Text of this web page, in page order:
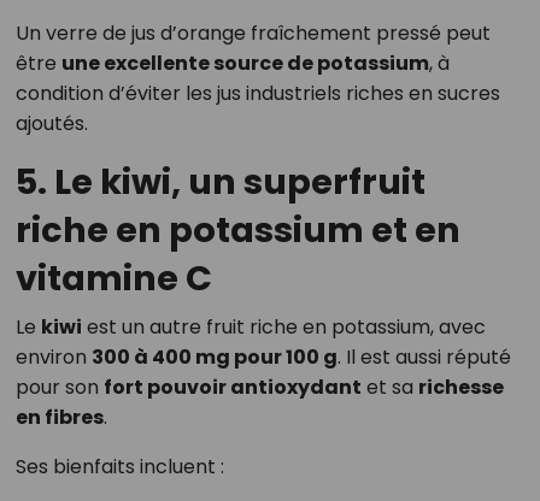
Un verre de jus d’orange fraîchement pressé peut
être une excellente source de potassium, à
condition d’éviter les jus industriels riches en sucres
ajoutés.
5. Le kiwi, un superfruit
riche en potassium et en
vitamine C
Le kiwi est un autre fruit riche en potassium, avec
environ 300 à 400 mg pour 100 g. Il est aussi réputé
pour son fort pouvoir antioxydant et sa richesse
en fibres.
Ses bienfaits incluent :